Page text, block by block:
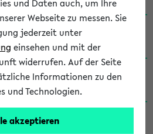
Studies / B.A.
2015)
Studies / B.A.
2013)
Studies / Ba
2011)
und Daten auch, um Ihre
Webseite zu messen. Sie
jederzeit unter
einsehen und mit der
widerrufen. Auf der Seite
Informationen zu den
und Technologien.
akzeptieren